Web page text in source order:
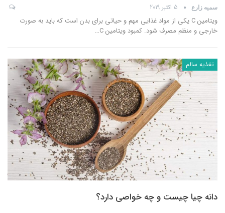
سمیه زارع 5 اکتبر 2019
ویتامین C یکی از مواد غذایی مهم و حیاتی برای بدن است که باید به صورت
خارجی و منظم مصرف شود. کمبود ویتامین C
…
تغذیه سالم
دانه چیا چیست و چه خواصی دارد؟